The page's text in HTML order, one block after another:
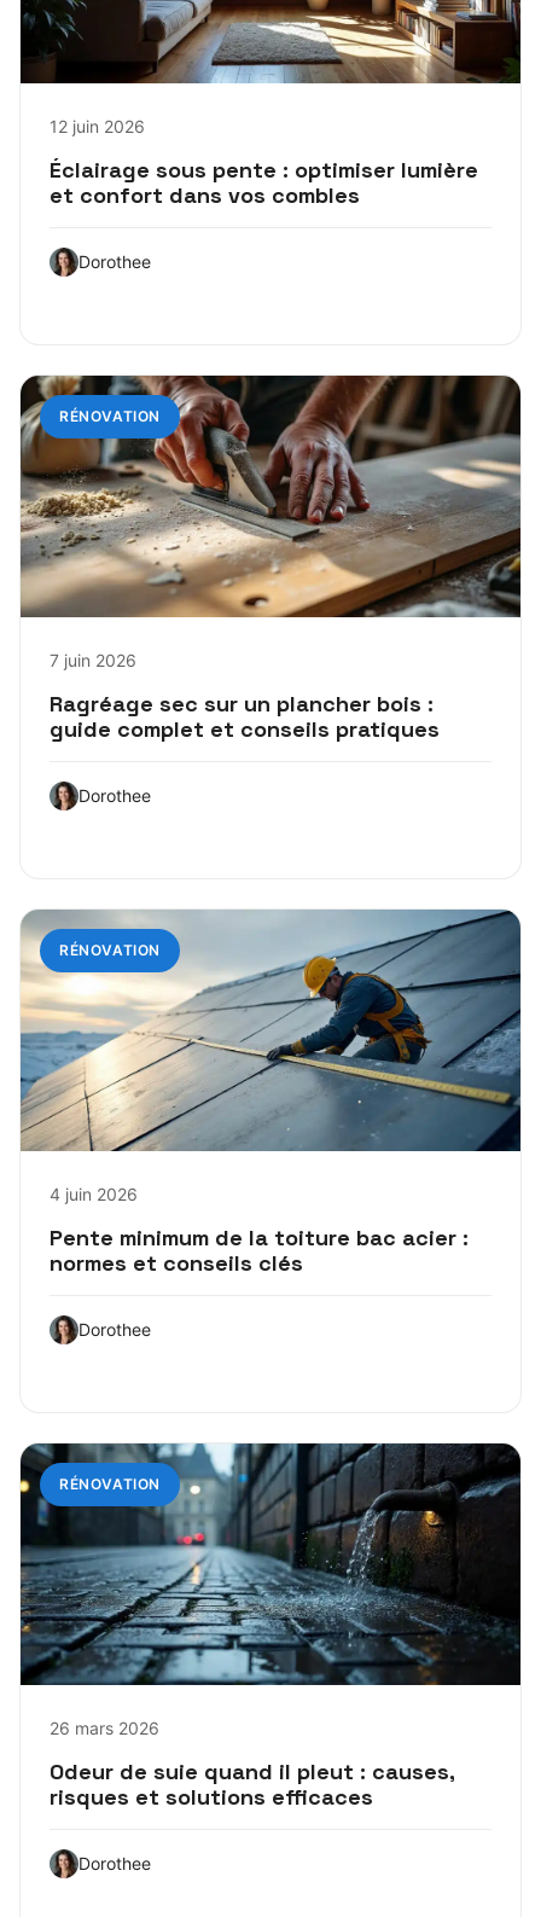
12 juin 2026
Éclairage sous pente : optimiser lumière
et confort dans vos combles
Dorothee
RÉNOVATION
7 juin 2026
Ragréage sec sur un plancher bois :
guide complet et conseils pratiques
Dorothee
RÉNOVATION
4 juin 2026
Pente minimum de la toiture bac acier :
normes et conseils clés
Dorothee
RÉNOVATION
26 mars 2026
Odeur de suie quand il pleut : causes,
risques et solutions efficaces
Dorothee